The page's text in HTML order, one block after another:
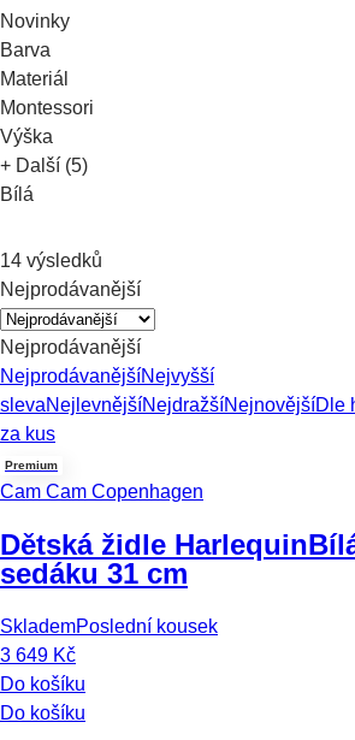
Novinky
Barva
Materiál
Montessori
Výška
+ Další (5)
Bílá
14 výsledků
Nejprodávanější
Nejprodávanější
NejprodávanějšíNejvyšší
slevaNejlevnějšíNejdražšíNejnovějšíDle
za kus
Premium
Cam Cam Copenhagen
Dětská židle Harlequin
sedáku 31 cm
SklademPoslední kousek
3 649 Kč
Do košíku
Do košíku